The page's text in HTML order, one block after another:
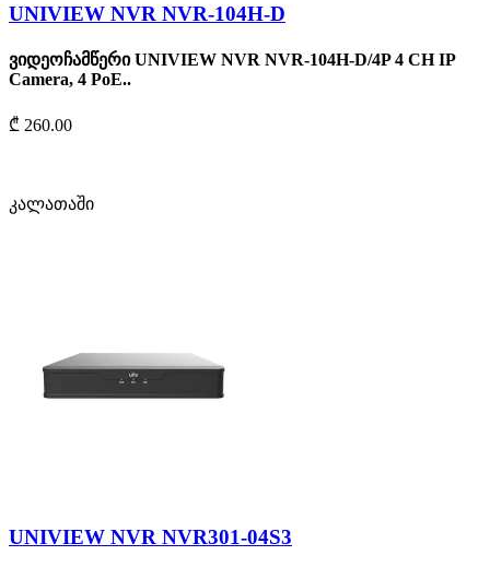
UNIVIEW NVR NVR-104H-D
ვიდეოჩამწერი UNIVIEW NVR NVR-104H-D/4P 4 CH IP
Camera, 4 PoE..
₾ 260.00
კალათაში
UNIVIEW NVR NVR301-04S3